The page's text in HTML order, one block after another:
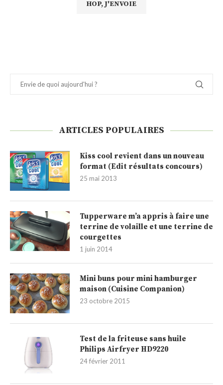
ARTICLES POPULAIRES
Kiss cool revient dans un nouveau
format (Edit résultats concours)
25 mai 2013
Tupperware m’a appris à faire une
terrine de volaille et une terrine de
courgettes
1 juin 2014
Mini buns pour mini hamburger
maison (Cuisine Companion)
23 octobre 2015
Test de la friteuse sans huile
Philips Airfryer HD9220
24 février 2011